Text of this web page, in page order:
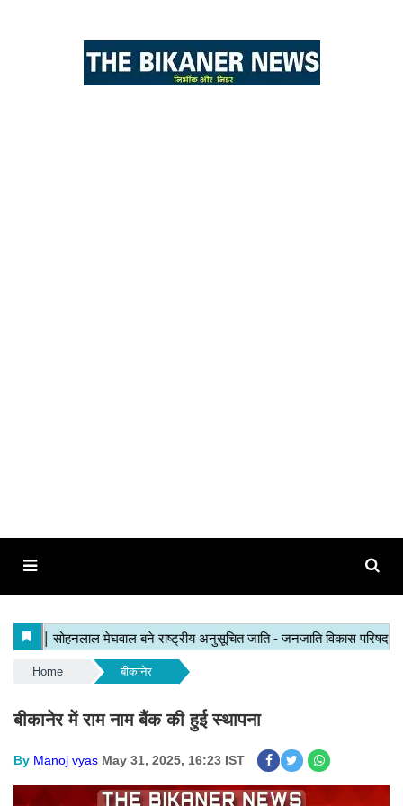
Home बीकानेर
बीकानेर में राम नाम बैंक की हुई स्थापना
By Manoj vyas May 31, 2025, 16:23 IST